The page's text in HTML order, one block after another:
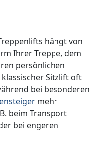
hängt von
Ihrer Treppe, dem
persönlichen
Sitzlift oft
bei besonderen
mehr
beim Transport
bei engeren